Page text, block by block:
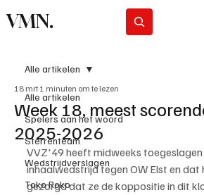
VMN.
Alle artikelen
Spelers aan het woord
Sterrenteam
Wedstrijdverslagen
Toko Roko
Alle artikelen
Week 18, meest
2025-2026
18 mrt 1 minuten om te lezen
VVZ'49 heeft midweeks toegeslagen
inhaalwedstrijd tegen OW Elst en dat
gezorgd dat ze de koppositie in dit